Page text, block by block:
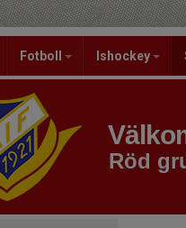
Fotboll Ishockey
Röd